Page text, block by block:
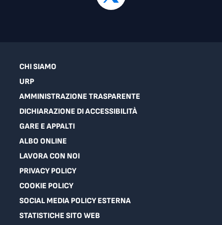
CHI SIAMO
URP
AMMINISTRAZIONE TRASPARENTE
DICHIARAZIONE DI ACCESSIBILITÀ
GARE E APPALTI
ALBO ONLINE
LAVORA CON NOI
PRIVACY POLICY
COOKIE POLICY
SOCIAL MEDIA POLICY ESTERNA
STATISTICHE SITO WEB